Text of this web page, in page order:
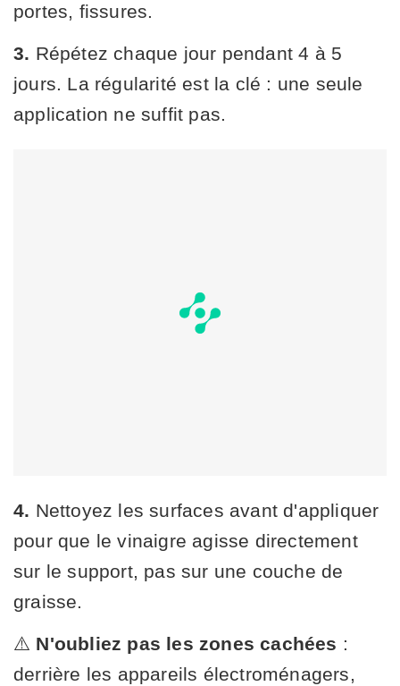
portes, fissures.
3. Répétez chaque jour pendant 4 à 5
jours. La régularité est la clé : une seule
application ne suffit pas.
4. Nettoyez les surfaces avant d'appliquer
pour que le vinaigre agisse directement
sur le support, pas sur une couche de
graisse.
⚠️ N'oubliez pas les zones cachées :
derrière les appareils électroménagers,